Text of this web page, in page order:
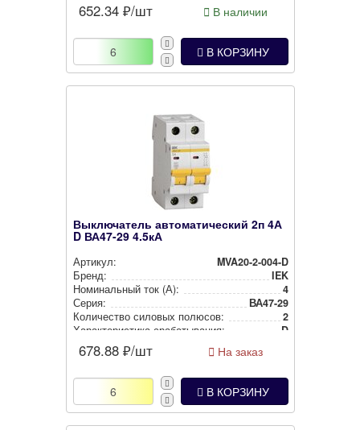
652.34 ₽/шт В наличии
В КОРЗИНУ
Выключатель автоматический 2п 4А
D ВА47-29 4.5кА
Артикул:
MVA20-2-004-D
Бренд:
IEK
Номи­наль­ный ток (А):
4
Серия:
ВА47-29
Количество силовых полюсов:
2
Харак­те­рис­ти­ка сра­ба­ты­ва­ния:
D
678.88 ₽/шт На заказ
В КОРЗИНУ